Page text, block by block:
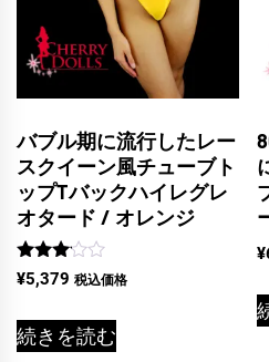
バブル期に流行したレー
スクイーン風チューブト
ップTバックハイレグレ
オタード / オレンジ
5段階
中
の評価
¥5,379 税込価格
続きを読む
¥